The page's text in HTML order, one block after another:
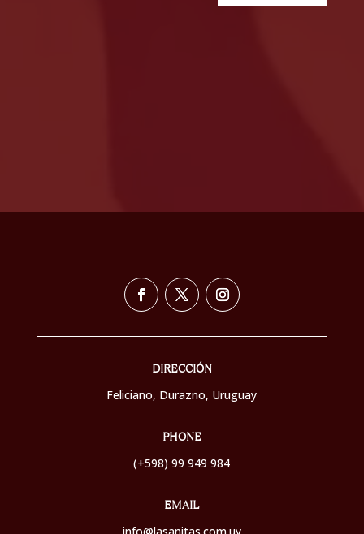
DIRECCIÓN
Feliciano, Durazno, Uruguay
PHONE
(+598) 99 949 984
EMAIL
info@lasanitas.com.uy